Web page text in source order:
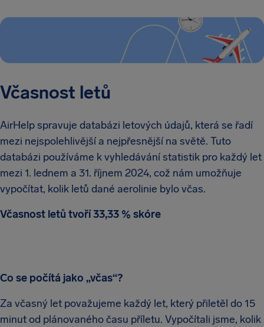
Včasnost letů
AirHelp spravuje databázi letových údajů, která se řadí
mezi nejspolehlivější a nejpřesnější na světě. Tuto
databázi používáme k vyhledávání statistik pro každý let
mezi 1. lednem a 31. říjnem 2024, což nám umožňuje
vypočítat, kolik letů dané aerolinie bylo včas.
Včasnost letů tvoří 33,33 % skóre
Co se počítá jako „včas“?
Za včasný let považujeme každý let, který přiletěl do 15
minut od plánovaného času příletu. Vypočítali jsme, kolik